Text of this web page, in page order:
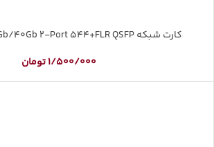
کارت شبکه HP Ethernet 10Gb/40Gb 2-Port 544+FLR QSFP
1/500/000تومان